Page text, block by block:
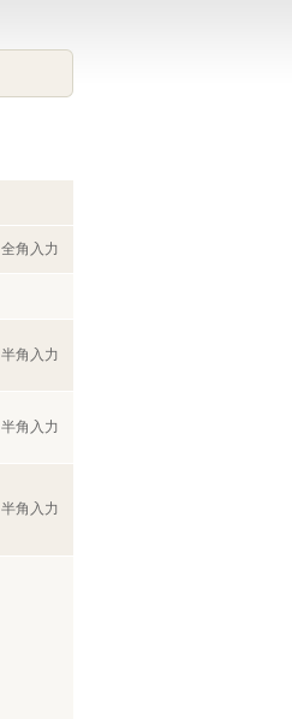
全角入力
半角入力
半角入力
半角入力